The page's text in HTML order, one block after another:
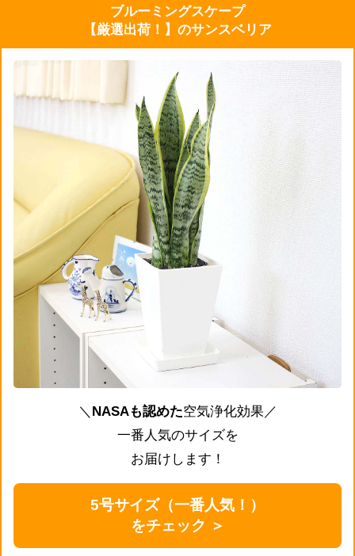
ブルーミングスケープ
【厳選出荷！】のサンスベリア
＼ NASAも認めた空気浄化効果／
一番人気のサイズを
お届けします！
5号サイズ（一番人気！）
をチェック ＞